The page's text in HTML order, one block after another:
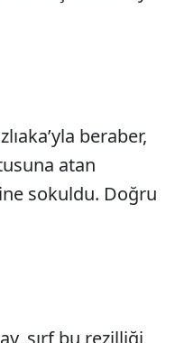
beraber,
atan
sokuldu. Doğru
sırf bu rezilliği